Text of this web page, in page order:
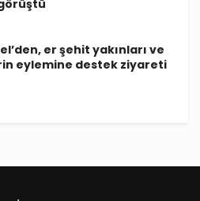
er şehit yakınları ve
eylemine destek ziyareti